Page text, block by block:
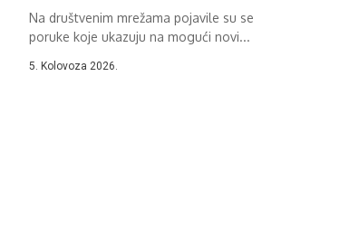
Na društvenim mrežama pojavile su se
poruke koje ukazuju na mogući novi...
5. Kolovoza 2026.